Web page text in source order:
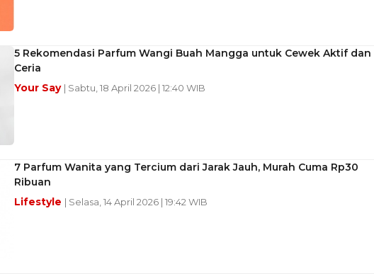
5 Rekomendasi Parfum Wangi Buah Mangga untuk Cewek Aktif dan
Ceria
Your Say | Sabtu, 18 April 2026 | 12:40 WIB
7 Parfum Wanita yang Tercium dari Jarak Jauh, Murah Cuma Rp30
Ribuan
Lifestyle | Selasa, 14 April 2026 | 19:42 WIB